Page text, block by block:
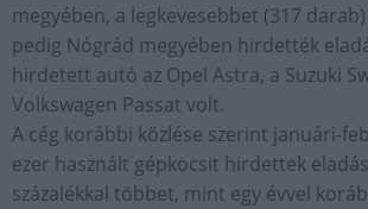
megyében, a legkevesebbet (317 darab)
pedig Nógrád megyében hirdették
hirdetett autó az Opel Astra, a Suzuki
Volkswagen Passat volt.
A cég korábbi közlése szerint januári-
ezer használt gépkocsit hirdettek
százalékkal többet, mint egy évvel